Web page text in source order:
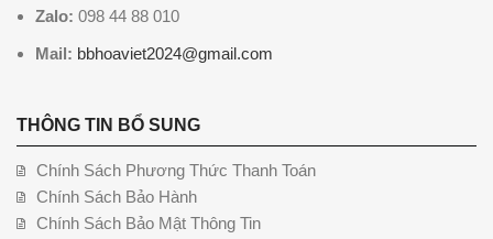
Zalo: 098 44 88 010
Mail: bbhoaviet2024@gmail.com
THÔNG TIN BỔ SUNG
Chính Sách Phương Thức Thanh Toán
Chính Sách Bảo Hành
Chính Sách Bảo Mật Thông Tin